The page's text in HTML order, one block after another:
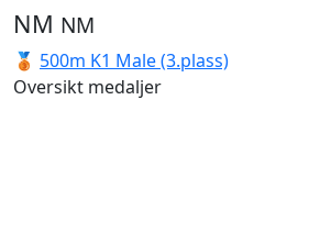
NM NM
🥉 500m K1 Male (3.plass)
Oversikt medaljer